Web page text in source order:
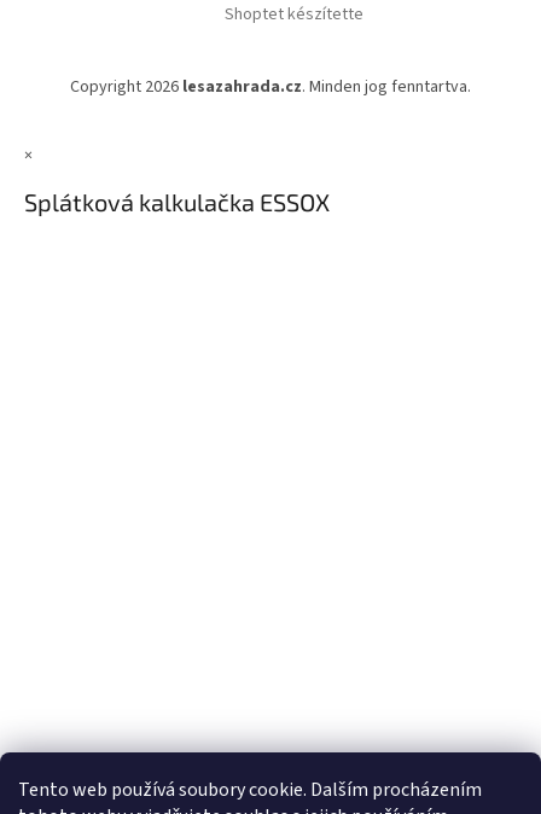
Tento web používá soubory cookie. Dalším procházením
Shoptet készítette
Copyright 2026 lesazahrada.cz. Minden jog fenntartva.
×
Splátková kalkulačka ESSOX